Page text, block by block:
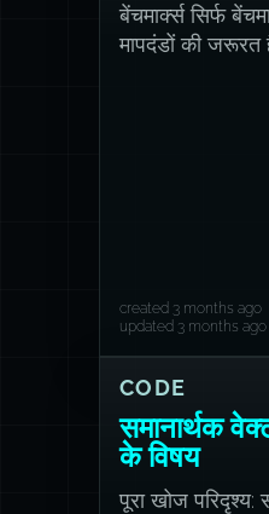
बेंचमार्क्स सिर्फ
मापदंडों की जरूरत
created 3 months ago
updated 3 months ago
CODE
समानार्थक
के विषय
पूरा खोज